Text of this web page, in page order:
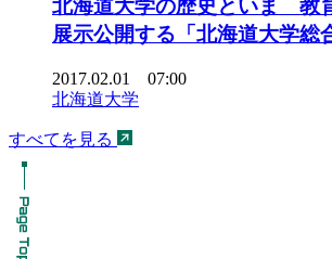
北海道大学の歴史といま 教
展示公開する「北海道大学総
2017.02.01 07:00
北海道大学
すべてを見る